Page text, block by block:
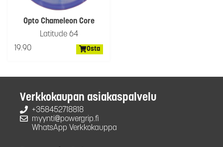
Opto Chameleon Core
Latitude 64
19.90
Osta
Verkkokaupan asiakaspalvelu
+358452718818
myynti@powergrip.fi
WhatsApp Verkkokauppa